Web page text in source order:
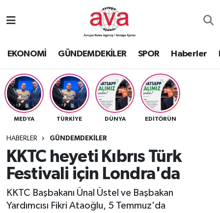
EKONOMİ GÜNDEMDEKİLER SPOR Haberler
MEDYA TÜRKİYE DÜNYA EDİTÖRÜN
HABERLER GÜNDEMDEKİLER
KKTC heyeti Kıbrıs Türk
Festivali için Londra'da
KKTC Başbakanı Ünal Üstel ve Başbakan
Yardımcısı Fikri Ataoğlu, 5 Temmuz'da
Nöbetçi Eczaneler
Namaz Vakitleri
Trafik Durumu
Süper Lig Puan Durumu ve Fikstür
Tüm Manşetler
Son Dakika Haberleri